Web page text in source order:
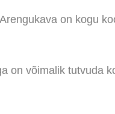
on kogu
on võimalik tutvuda